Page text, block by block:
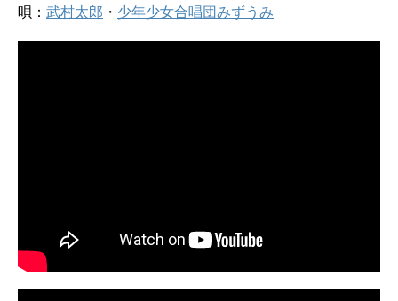
唄： 武村太郎 ・ 少年少女合唱団みずうみ